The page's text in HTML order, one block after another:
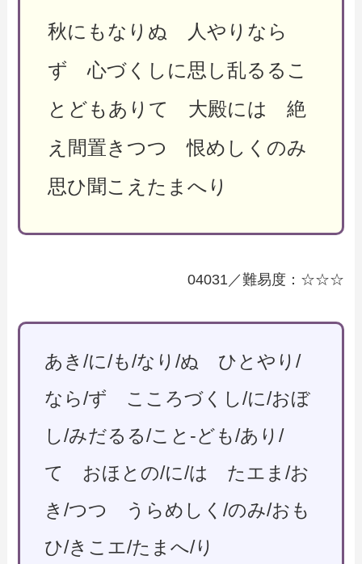
秋にもなりぬ 人やりなら
ず 心づくしに思し乱るるこ
とどもありて 大殿には 絶
え間置きつつ 恨めしくのみ
思ひ聞こえたまへり
04031／難易度：☆☆☆
あき/に/も/なり/ぬ ひとやり/
なら/ず こころづくし/に/おぼ
し/みだるる/こと-ども/あり/
て おほとの/に/は たエま/お
き/つつ うらめしく/のみ/おも
ひ/きこエ/たまへ/り